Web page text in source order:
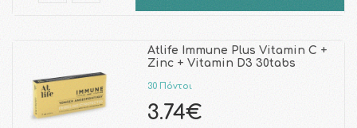
Atlife Immune Plus Vitamin C +
Zinc + Vitamin D3 30tabs
30 Πόντοι
3.74€